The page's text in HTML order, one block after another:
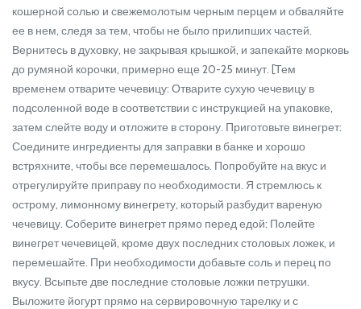
кошерной солью и свежемолотым черным перцем и обваляйте
ее в нем, следя за тем, чтобы не было прилипших частей.
Вернитесь в духовку, не закрывая крышкой, и запекайте морковь
до румяной корочки, примерно еще 20-25 минут. [Тем
временем отварите чечевицу: Отварите сухую чечевицу в
подсоленной воде в соответствии с инструкцией на упаковке,
затем слейте воду и отложите в сторону. Приготовьте винегрет:
Соедините ингредиенты для заправки в банке и хорошо
встряхните, чтобы все перемешалось. Попробуйте на вкус и
отрегулируйте приправу по необходимости. Я стремлюсь к
острому, лимонному винегрету, который разбудит вареную
чечевицу. Соберите винегрет прямо перед едой: Полейте
винегрет чечевицей, кроме двух последних столовых ложек, и
перемешайте. При необходимости добавьте соль и перец по
вкусу. Всыпьте две последние столовые ложки петрушки.
Выложите йогурт прямо на сервировочную тарелку и с